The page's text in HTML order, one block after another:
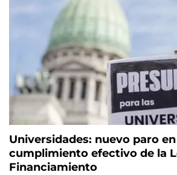
Universidades: nuevo paro
cumplimiento efectivo de la
Financiamiento